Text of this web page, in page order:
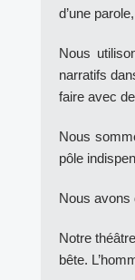
d’une
Nous
narratifs
faire avec
Nous
pôle
Nous
Notre
bête.